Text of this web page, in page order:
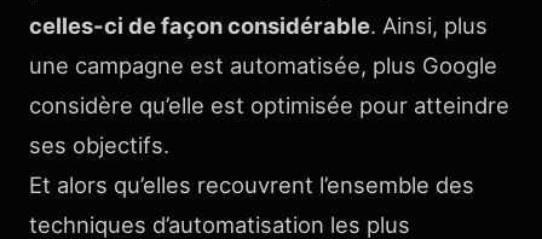
celles-ci de façon considérable. Ainsi, plus
une campagne est automatisée, plus Google
considère qu’elle est optimisée pour atteindre
ses objectifs.
Et alors qu’elles recouvrent l’ensemble des
techniques d’automatisation les plus